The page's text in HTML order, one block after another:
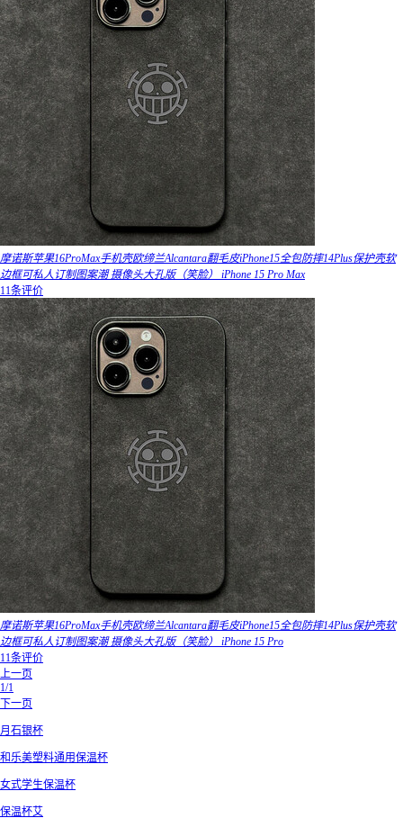
摩诺斯苹果16ProMax手机壳欧缔兰Alcantara翻毛皮iPhone15全包防摔14Plus保护壳软
边框可私人订制图案潮 摄像头大孔版（笑脸） iPhone 15 Pro Max
11条评价
摩诺斯苹果16ProMax手机壳欧缔兰Alcantara翻毛皮iPhone15全包防摔14Plus保护壳软
边框可私人订制图案潮 摄像头大孔版（笑脸） iPhone 15 Pro
11条评价
上一页
1/1
下一页
月石银杯
和乐美塑料通用保温杯
女式学生保温杯
保温杯艾